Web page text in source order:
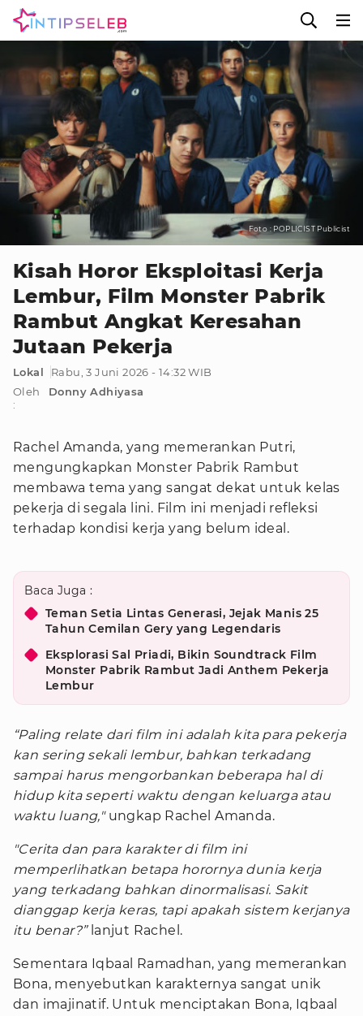
Foto : POPLICIST Publicist
Kisah Horor Eksploitasi Kerja
Lembur, Film Monster Pabrik
Rambut Angkat Keresahan
Jutaan Pekerja
Lokal
Rabu, 3 Juni 2026 - 14:32 WIB
Oleh
:
Donny Adhiyasa
Rachel Amanda, yang memerankan Putri,
mengungkapkan Monster Pabrik Rambut
membawa tema yang sangat dekat untuk kelas
pekerja di segala lini. Film ini menjadi refleksi
terhadap kondisi kerja yang belum ideal.
Baca Juga :
Teman Setia Lintas Generasi, Jejak Manis 25
Tahun Cemilan Gery yang Legendaris
Eksplorasi Sal Priadi, Bikin Soundtrack Film
Monster Pabrik Rambut Jadi Anthem Pekerja
Lembur
“Paling relate dari film ini adalah kita para pekerja
kan sering sekali lembur, bahkan terkadang
sampai harus mengorbankan beberapa hal di
hidup kita seperti waktu dengan keluarga atau
waktu luang,"ungkap Rachel Amanda.
"Cerita dan para karakter di film ini
memperlihatkan betapa horornya dunia kerja
yang terkadang bahkan dinormalisasi. Sakit
dianggap kerja keras, tapi apakah sistem kerjanya
itu benar?”lanjut Rachel.
Sementara Iqbaal Ramadhan, yang memerankan
Bona, menyebutkan karakternya sangat unik
dan imajinatif. Untuk menciptakan Bona, Iqbaal